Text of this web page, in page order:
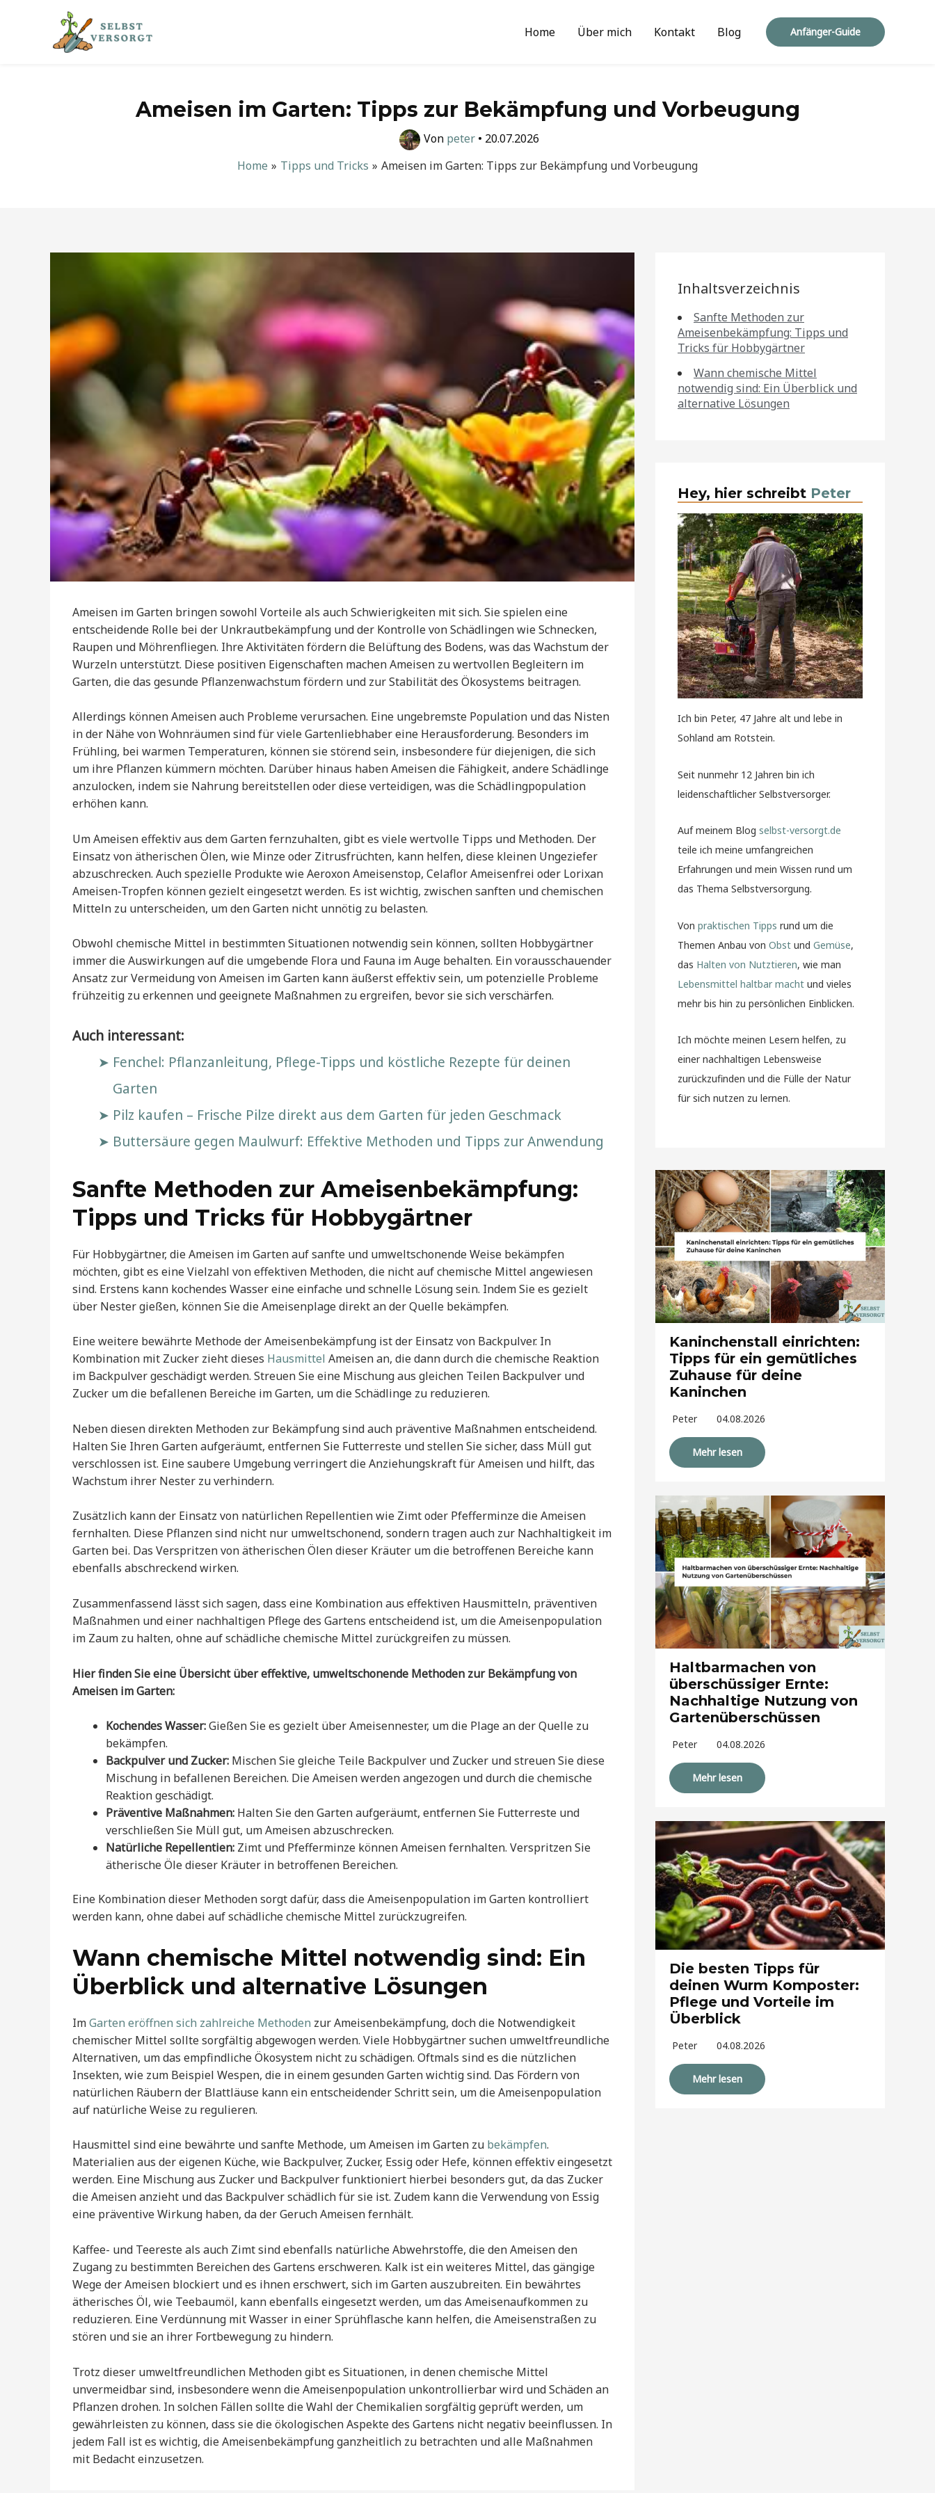
Home Über mich Kontakt Blog Anfänger-Guide
Ameisen im Garten: Tipps zur Bekämpfung und Vorbeugung
Von peter • 20.07.2026
Home
Tipps und Tricks Ameisen im Garten: Tipps zur Bekämpfung und Vorbeugung
Ameisen im Garten bringen sowohl Vorteile als auch Schwierigkeiten mit sich. Sie spielen eine
entscheidende Rolle bei der Unkrautbekämpfung und der Kontrolle von Schädlingen wie Schnecken,
Raupen und Möhrenfliegen. Ihre Aktivitäten fördern die Belüftung des Bodens, was das Wachstum der
Wurzeln unterstützt. Diese positiven Eigenschaften machen Ameisen zu wertvollen Begleitern im
Garten, die das gesunde Pflanzenwachstum fördern und zur Stabilität des Ökosystems beitragen.
Allerdings können Ameisen auch Probleme verursachen. Eine ungebremste Population und das Nisten
in der Nähe von Wohnräumen sind für viele Gartenliebhaber eine Herausforderung. Besonders im
Frühling, bei warmen Temperaturen, können sie störend sein, insbesondere für diejenigen, die sich
um ihre Pflanzen kümmern möchten. Darüber hinaus haben Ameisen die Fähigkeit, andere Schädlinge
anzulocken, indem sie Nahrung bereitstellen oder diese verteidigen, was die Schädlingpopulation
erhöhen kann.
Um Ameisen effektiv aus dem Garten fernzuhalten, gibt es viele wertvolle Tipps und Methoden. Der
Einsatz von ätherischen Ölen, wie Minze oder Zitrusfrüchten, kann helfen, diese kleinen Ungeziefer
abzuschrecken. Auch spezielle Produkte wie Aeroxon Ameisenstop, Celaflor Ameisenfrei oder Lorixan
Ameisen-Tropfen können gezielt eingesetzt werden. Es ist wichtig, zwischen sanften und chemischen
Mitteln zu unterscheiden, um den Garten nicht unnötig zu belasten.
Obwohl chemische Mittel in bestimmten Situationen notwendig sein können, sollten Hobbygärtner
immer die Auswirkungen auf die umgebende Flora und Fauna im Auge behalten. Ein vorausschauender
Ansatz zur Vermeidung von Ameisen im Garten kann äußerst effektiv sein, um potenzielle Probleme
frühzeitig zu erkennen und geeignete Maßnahmen zu ergreifen, bevor sie sich verschärfen.
Auch interessant:
Fenchel: Pflanzanleitung, Pflege-Tipps und köstliche Rezepte für deinen
Garten
Pilz kaufen – Frische Pilze direkt aus dem Garten für jeden Geschmack
Buttersäure gegen Maulwurf: Effektive Methoden und Tipps zur Anwendung
Sanfte Methoden zur Ameisenbekämpfung:
Tipps und Tricks für Hobbygärtner
Für Hobbygärtner, die Ameisen im Garten auf sanfte und umweltschonende Weise bekämpfen
möchten, gibt es eine Vielzahl von effektiven Methoden, die nicht auf chemische Mittel angewiesen
sind. Erstens kann kochendes Wasser eine einfache und schnelle Lösung sein. Indem Sie es gezielt
über Nester gießen, können Sie die Ameisenplage direkt an der Quelle bekämpfen.
Eine weitere bewährte Methode der Ameisenbekämpfung ist der Einsatz von Backpulver. In
Kombination mit Zucker zieht dieses Hausmittel Ameisen an, die dann durch die chemische Reaktion
im Backpulver geschädigt werden. Streuen Sie eine Mischung aus gleichen Teilen Backpulver und
Zucker um die befallenen Bereiche im Garten, um die Schädlinge zu reduzieren.
Neben diesen direkten Methoden zur Bekämpfung sind auch präventive Maßnahmen entscheidend.
Halten Sie Ihren Garten aufgeräumt, entfernen Sie Futterreste und stellen Sie sicher, dass Müll gut
verschlossen ist. Eine saubere Umgebung verringert die Anziehungskraft für Ameisen und hilft, das
Wachstum ihrer Nester zu verhindern.
Zusätzlich kann der Einsatz von natürlichen Repellentien wie Zimt oder Pfefferminze die Ameisen
fernhalten. Diese Pflanzen sind nicht nur umweltschonend, sondern tragen auch zur Nachhaltigkeit im
Garten bei. Das Verspritzen von ätherischen Ölen dieser Kräuter um die betroffenen Bereiche kann
ebenfalls abschreckend wirken.
Zusammenfassend lässt sich sagen, dass eine Kombination aus effektiven Hausmitteln, präventiven
Maßnahmen und einer nachhaltigen Pflege des Gartens entscheidend ist, um die Ameisenpopulation
im Zaum zu halten, ohne auf schädliche chemische Mittel zurückgreifen zu müssen.
Hier finden Sie eine Übersicht über effektive, umweltschonende Methoden zur Bekämpfung von
Ameisen im Garten:
Kochendes Wasser:Gießen Sie es gezielt über Ameisennester, um die Plage an der Quelle zu
bekämpfen.
Backpulver und Zucker: Mischen Sie gleiche Teile Backpulver und Zucker und streuen Sie diese
Mischung in befallenen Bereichen. Die Ameisen werden angezogen und durch die chemische
Reaktion geschädigt.
Präventive Maßnahmen: Halten Sie den Garten aufgeräumt, entfernen Sie Futterreste und
verschließen Sie Müll gut, um Ameisen abzuschrecken.
Natürliche Repellentien: Zimt und Pfefferminze können Ameisen fernhalten. Verspritzen Sie
ätherische Öle dieser Kräuter in betroffenen Bereichen.
Eine Kombination dieser Methoden sorgt dafür, dass die Ameisenpopulation im Garten kontrolliert
werden kann, ohne dabei auf schädliche chemische Mittel zurückzugreifen.
Wann chemische Mittel notwendig sind: Ein
Überblick und alternative Lösungen
ImGarten eröffnen sich zahlreiche Methoden zur Ameisenbekämpfung, doch die Notwendigkeit
chemischer Mittel sollte sorgfältig abgewogen werden. Viele Hobbygärtner suchen umweltfreundliche
Alternativen, um das empfindliche Ökosystem nicht zu schädigen. Oftmals sind es die nützlichen
Insekten, wie zum Beispiel Wespen, die in einem gesunden Garten wichtig sind. Das Fördern von
natürlichen Räubern der Blattläuse kann ein entscheidender Schritt sein, um die Ameisenpopulation
auf natürliche Weise zu regulieren.
Hausmittel sind eine bewährte und sanfte Methode, um Ameisen im Garten zu bekämpfen.
Materialien aus der eigenen Küche, wie Backpulver, Zucker, Essig oder Hefe, können effektiv eingesetzt
werden. Eine Mischung aus Zucker und Backpulver funktioniert hierbei besonders gut, da das Zucker
die Ameisen anzieht und das Backpulver schädlich für sie ist. Zudem kann die Verwendung von Essig
eine präventive Wirkung haben, da der Geruch Ameisen fernhält.
Kaffee- und Teereste als auch Zimt sind ebenfalls natürliche Abwehrstoffe, die den Ameisen den
Zugang zu bestimmten Bereichen des Gartens erschweren. Kalk ist ein weiteres Mittel, das gängige
Wege der Ameisen blockiert und es ihnen erschwert, sich im Garten auszubreiten. Ein bewährtes
ätherisches Öl, wie Teebaumöl, kann ebenfalls eingesetzt werden, um das Ameisenaufkommen zu
reduzieren. Eine Verdünnung mit Wasser in einer Sprühflasche kann helfen, die Ameisenstraßen zu
stören und sie an ihrer Fortbewegung zu hindern.
Trotz dieser umweltfreundlichen Methoden gibt es Situationen, in denen chemische Mittel
unvermeidbar sind, insbesondere wenn die Ameisenpopulation unkontrollierbar wird und Schäden an
Pflanzen drohen. In solchen Fällen sollte die Wahl der Chemikalien sorgfältig geprüft werden, um
gewährleisten zu können, dass sie die ökologischen Aspekte des Gartens nicht negativ beeinflussen. In
jedem Fall ist es wichtig, die Ameisenbekämpfung ganzheitlich zu betrachten und alle Maßnahmen
mit Bedacht einzusetzen.
Inhaltsverzeichnis
Sanfte Methoden zur
Ameisenbekämpfung: Tipps und
Tricks für Hobbygärtner
Wann chemische Mittel
notwendig sind: Ein Überblick und
alternative Lösungen
Hey, hier schreibt Peter
Ich bin Peter, 47 Jahre alt und lebe in
Sohland am Rotstein.
Seit nunmehr 12 Jahren bin ich
leidenschaftlicher Selbstversorger.
Auf meinem Blog selbst-versorgt.de
teile ich meine umfangreichen
Erfahrungen und mein Wissen rund um
das Thema Selbstversorgung.
Von praktischen Tipps rund um die
Themen Anbau von Obst und Gemüse,
das Halten von Nutztieren, wie man
Lebensmittel haltbar macht und vieles
mehr bis hin zu persönlichen Einblicken.
Ich möchte meinen Lesern helfen, zu
einer nachhaltigen Lebensweise
zurückzufinden und die Fülle der Natur
für sich nutzen zu lernen.
Kaninchenstall einrichten:
Tipps für ein gemütliches
Zuhause für deine
Kaninchen
Peter 04.08.2026
Mehr lesen
Haltbarmachen von
überschüssiger Ernte:
Nachhaltige Nutzung von
Gartenüberschüssen
Peter 04.08.2026
Mehr lesen
Die besten Tipps für
deinen Wurm Komposter:
Pflege und Vorteile im
Überblick
Peter 04.08.2026
Mehr lesen